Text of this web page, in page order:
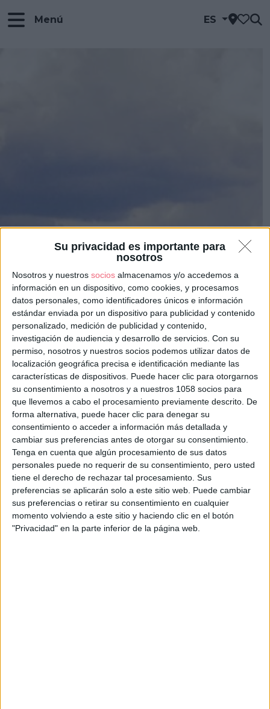
Su privacidad es importante para
nosotros
Nosotros y nuestros socios almacenamos y/o accedemos a
información en un dispositivo, como cookies, y procesamos
datos personales, como identificadores únicos e información
estándar enviada por un dispositivo para publicidad y contenido
personalizado, medición de publicidad y contenido,
investigación de audiencia y desarrollo de servicios. Con su
permiso, nosotros y nuestros socios podemos utilizar datos de
localización geográfica precisa e identificación mediante las
características de dispositivos. Puede hacer clic para otorgarnos
su consentimiento a nosotros y a nuestros 1058 socios para
que llevemos a cabo el procesamiento previamente descrito. De
forma alternativa, puede hacer clic para denegar su
consentimiento o acceder a información más detallada y
cambiar sus preferencias antes de otorgar su consentimiento.
Tenga en cuenta que algún procesamiento de sus datos
personales puede no requerir de su consentimiento, pero usted
tiene el derecho de rechazar tal procesamiento. Sus
preferencias se aplicarán solo a este sitio web. Puede cambiar
sus preferencias o retirar su consentimiento en cualquier
momento volviendo a este sitio y haciendo clic en el botón
"Privacidad" en la parte inferior de la página web.
Menú ES